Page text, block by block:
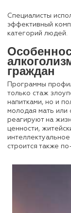
Специалисты
эффективный
категорий людей.
граждан
Программы
только стаж
напитками, но и
молодая мать или
реагируют на
ценности,
строится также